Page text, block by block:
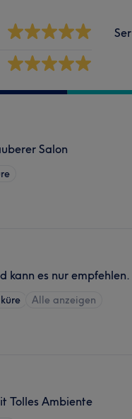
Salon
kann es nur empfehlen.
Alle anzeigen
Tolles Ambiente